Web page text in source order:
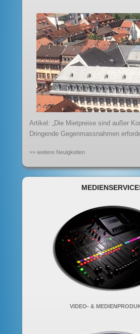
Artikel: „Die Mietpreise sind außer
Dringende Gegenmassnahmen
>> weitere Neuigkeiten
VIDEO- &